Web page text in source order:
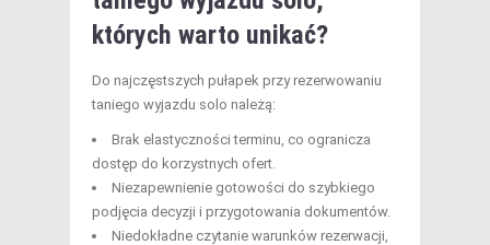
których warto unikać?
Do najczęstszych pułapek przy rezerwowaniu
taniego wyjazdu solo należą:
Brak elastyczności terminu, co ogranicza
dostęp do korzystnych ofert.
Niezapewnienie gotowości do szybkiego
podjęcia decyzji i przygotowania dokumentów.
Niedokładne czytanie warunków rezerwacji,